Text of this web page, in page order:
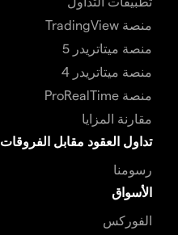
منصة TradingView
منصة ميتاتريدر 5
منصة ميتاتريدر 4
منصة ProRealTime
مقارنة المزايا
تداول العقود مقابل الفروقات
رسومنا
الأسواق
الفوركس